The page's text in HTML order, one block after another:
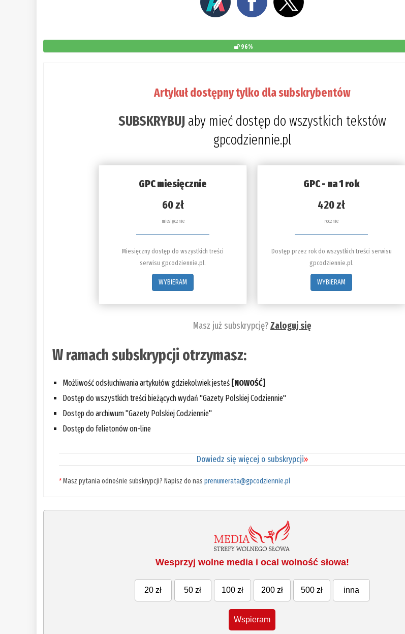
96%
Artykuł dostępny tylko dla subskrybentów
SUBSKRYBUJaby mieć dostęp do wszystkich tekstów
gpcodziennie.pl
GPC miesięcznie
60 zł
miesięcznie
Miesięczny dostęp do wszystkich treści
serwisu gpcodziennie.pl.
WYBIERAM
GPC - na 1 rok
420 zł
rocznie
Dostęp przez rok do wszystkich treści serwisu
gpcodziennie.pl.
WYBIERAM
Masz już subskrypcję?Zaloguj się
W ramach subskrypcji otrzymasz:
Możliwość odsłuchiwania artykułów gdziekolwiek jesteś [NOWOŚĆ]
Dostęp do wszystkich treści bieżących wydań "Gazety Polskiej Codziennie"
Dostęp do archiwum "Gazety Polskiej Codziennie"
Dostęp do felietonów on-line
Dowiedz się więcej o subskrypcji»
*Masz pytania odnośnie subskrypcji? Napisz do nasprenumerata@gpcodziennie.pl
Wesprzyj wolne media i ocal wolność słowa!
20 zł 50 zł 100 zł 200 zł 500 zł inna
Wspieram